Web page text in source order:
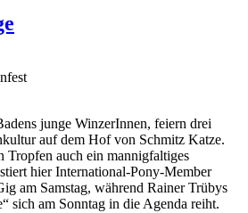
junge WinzerInnen, feiern drei
auf dem Hof von Schmitz Katze.
Tropfen auch ein mannigfaltiges
hier International-Pony-Member
am Samstag, während Rainer Trübys
sich am Sonntag in die Agenda reiht.